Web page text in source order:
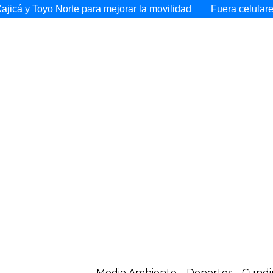
para mejorar la movilidad Fuera celulares de las